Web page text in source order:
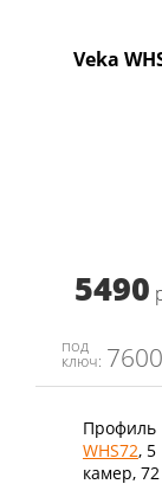
Veka
5490
под
ключ: 7600
Профиль
WHS72, 5
камер,